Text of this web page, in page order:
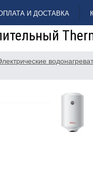
И ДОСТАВКА